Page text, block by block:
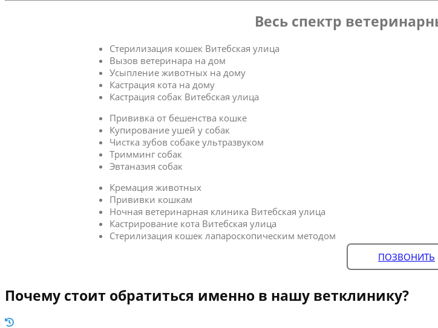
Весь спектр
Стерилизация кошек Витебская улица
Вызов ветеринара на дом
Усыпление животных на дому
Кастрация кота на дому
Кастрация собак Витебская улица
Прививка от бешенства кошке
Купирование ушей у собак
Чистка зубов собаке ультразвуком
Тримминг собак
Эвтаназия собак
Кремация животных
Прививки кошкам
Ночная ветеринарная клиника Витебская улица
Кастрирование кота Витебская улица
Стерилизация кошек лапароскопическим методом
ПОЗВОНИТЬ
Почему стоит обратиться именно в нашу ветклинику?